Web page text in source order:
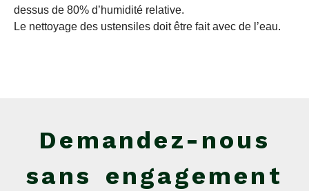
dessus de 80% d’humidité relative.
Le nettoyage des ustensiles doit être fait avec de l’eau.
Demandez-nous
sans engagement